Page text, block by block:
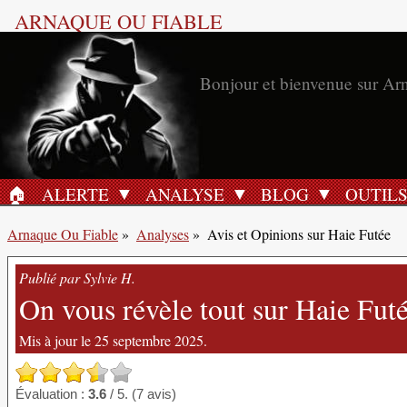
ARNAQUE OU FIABLE
Bonjour et bienvenue sur
ACCUEIL
🏠︎ ALERTE ANALYSE BLOG OUTILS
Arnaque Ou Fiable» Analyses» Avis et Opinions sur Haie Futée
Publié par Sylvie H.
On vous révèle tout sur Haie
Mis à jour le 25 septembre 2025.
Évaluation : 3.6 / 5. (7 avis)